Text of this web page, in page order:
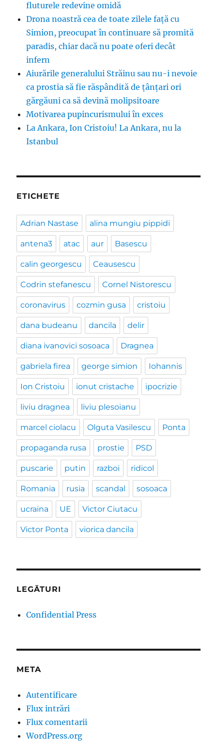
fluturele redevine omidă
Drona noastră cea de toate zilele față cu
Simion, preocupat în continuare să promită
paradis, chiar dacă nu poate oferi decât
infern
Aiurările generalului Străinu sau nu-i nevoie
ca prostia să fie răspândită de țânțari ori
gărgăuni ca să devină molipsitoare
Motivarea pupincurismului în exces
La Ankara, Ion Cristoiu! La Ankara, nu la
Istanbul
ETICHETE
Adrian Nastase alina mungiu pippidi
antena3 atac aur Basescu
calin georgescu Ceausescu
Codrin stefanescu Cornel Nistorescu
coronavirus cozmin gusa cristoiu
dana budeanu dancila delir
diana ivanovici sosoaca Dragnea
gabriela firea george simion Iohannis
Ion Cristoiu ionut cristache ipocrizie
liviu dragnea liviu plesoianu
marcel ciolacu Olguta Vasilescu Ponta
propaganda rusa prostie PSD
puscarie putin razboi ridicol
Romania rusia scandal sosoaca
ucraina UE Victor Ciutacu
Victor Ponta viorica dancila
LEGĂTURI
Confidential Press
META
Autentificare
Flux intrări
Flux comentarii
WordPress.org